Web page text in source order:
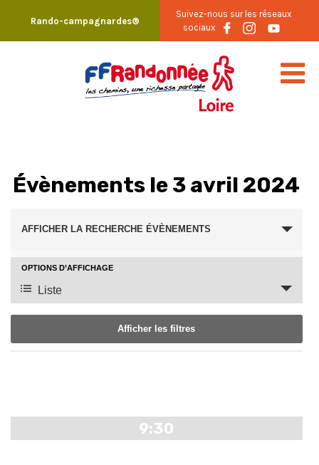
content
Rando-campagnardes®
Suivez-nous sur les réseaux
sociaux
Évènements le 3 avril 2024
Recherche
navigation
de
AFFICHER LA RECHERCHE ÉVÈNEMENTS
Navigation
de
vues
Évènement
OPTIONS D’AFFICHAGE
Liste
Afficher les filtres
will
9:30